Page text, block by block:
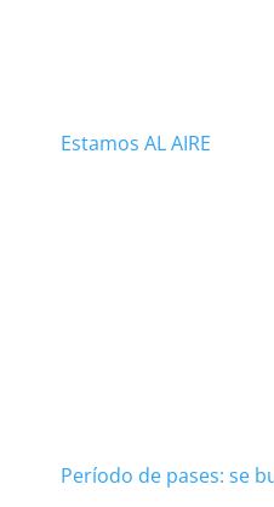
Estamos AL AIRE
Período de pases: se